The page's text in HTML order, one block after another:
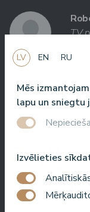
TV
Viena no
Labākā ēdienkarte,
labākais skats. Ļoti
LV EN RU
Mēs
lapu un sniegtu
Izvēlieties